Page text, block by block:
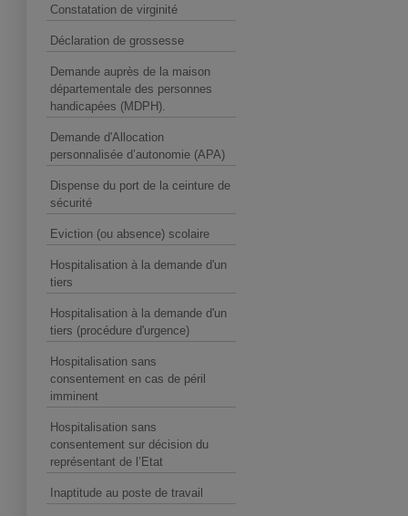
Constatation de virginité
Déclaration de grossesse
Demande auprès de la maison
départementale des personnes
handicapées (MDPH).
Demande d'Allocation
personnalisée d’autonomie (APA)
Dispense du port de la ceinture de
sécurité
Eviction (ou absence) scolaire
Hospitalisation à la demande d'un
tiers
Hospitalisation à la demande d'un
tiers (procédure d'urgence)
Hospitalisation sans
consentement en cas de péril
imminent
Hospitalisation sans
consentement sur décision du
représentant de l’Etat
Inaptitude au poste de travail